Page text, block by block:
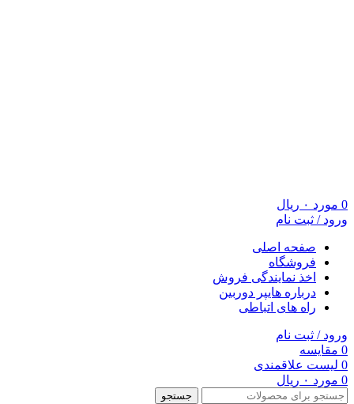
0 مورد ۰ ریال
ورود / ثبت نام
صفحه اصلی
فروشگاه
اخذ نمایندگی فروش
درباره هایپر دوربین
راه های اتباطی
ورود / ثبت نام
0 مقایسه
0 لیست علاقمندی
0 مورد ۰ ریال
جستجو